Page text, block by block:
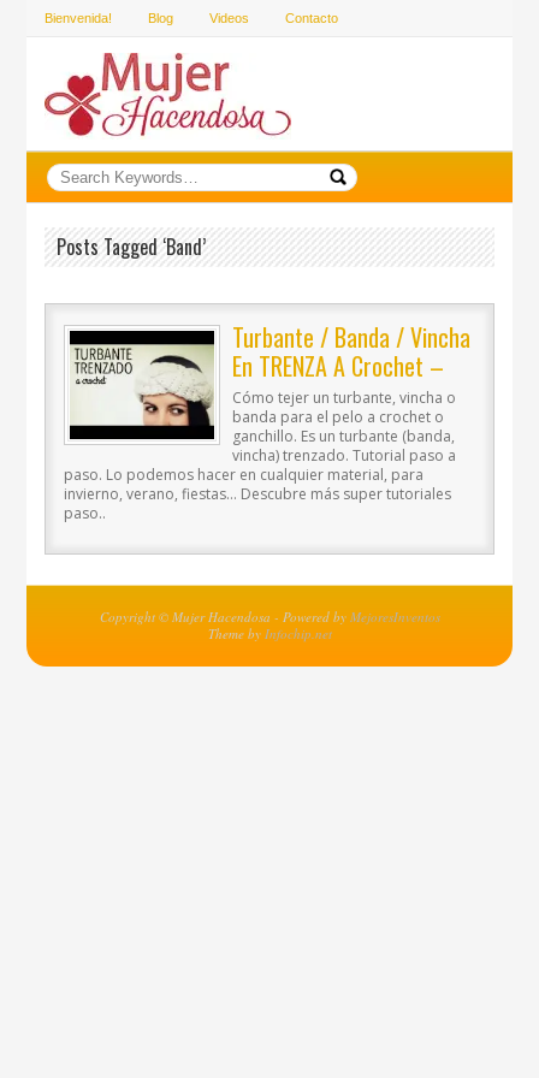
Bienvenida! Blog Videos Contacto
Posts Tagged ‘band’
Turbante / Banda / Vincha
En TRENZA A Crochet –
Paso A Paso
Cómo tejer un turbante, vincha o
banda para el pelo a crochet o
ganchillo. Es un turbante (banda,
vincha) trenzado. Tutorial paso a
paso. Lo podemos hacer en cualquier material, para
invierno, verano, fiestas… Descubre más super tutoriales
paso..
Copyright © Mujer Hacendosa - Powered by MejoresInventos
Theme by Infochip.net